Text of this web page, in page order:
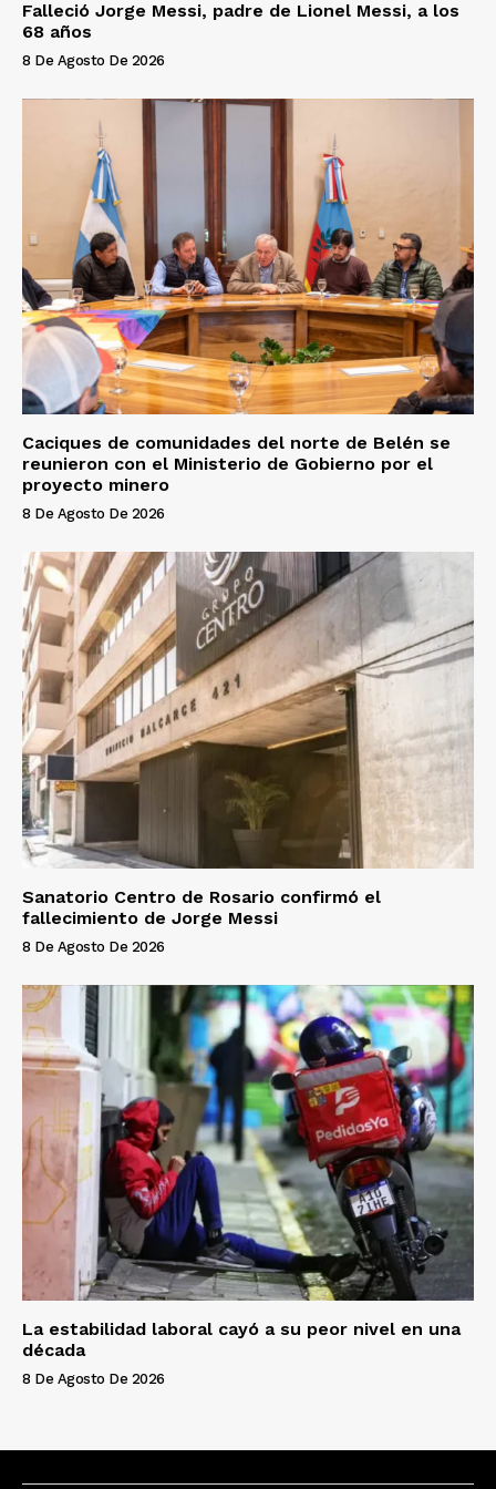
Falleció Jorge Messi, padre de Lionel Messi, a los
68 años
8 De Agosto De 2026
Caciques de comunidades del norte de Belén se
reunieron con el Ministerio de Gobierno por el
proyecto minero
8 De Agosto De 2026
Sanatorio Centro de Rosario confirmó el
fallecimiento de Jorge Messi
8 De Agosto De 2026
La estabilidad laboral cayó a su peor nivel en una
década
8 De Agosto De 2026